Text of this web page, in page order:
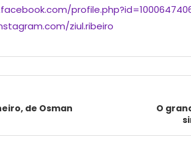
ziul.ribeiro
de Osman
O